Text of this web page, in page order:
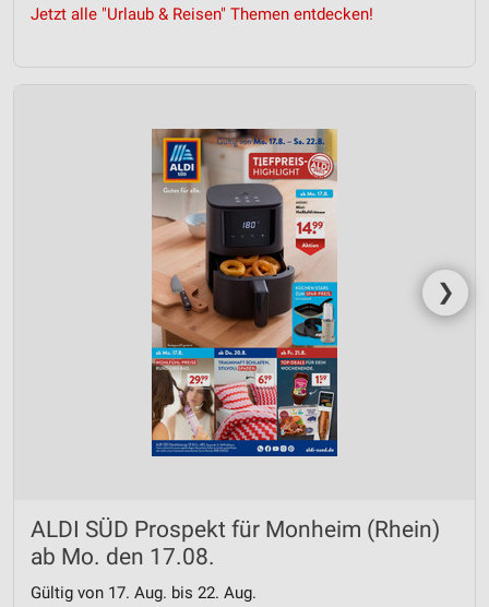
Jetzt alle "Urlaub & Reisen" Themen entdecken!
❯
ALDI SÜD Prospekt für Monheim (Rhein)
ab Mo. den 17.08.
Gültig von 17. Aug. bis 22. Aug.